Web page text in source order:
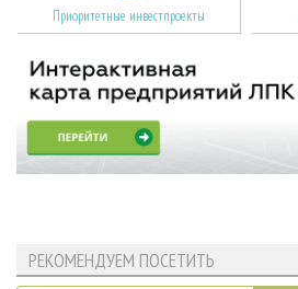
Приоритетные инвестпроекты
РЕКОМЕНДУЕМ ПОСЕТИТЬ